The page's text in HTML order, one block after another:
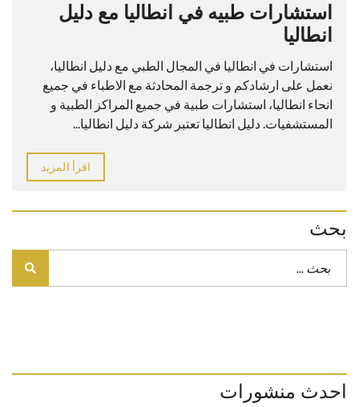
استشارات طبيه في انطاليا مع دليل
انطاليا
استشارات في انطاليا في المجال الطبي مع دليل انطاليا،
نعمل على ارشادكم و ترجمة المحادثة مع الاطباء في جميع
انحاء انطاليا، استشارات طبية في جميع المراكز الطبية و
المستشفيات. دليل انطاليا تعتبر شركة دليل انطاليا...
اقرأ المزيد
بحث
احدث منشورات